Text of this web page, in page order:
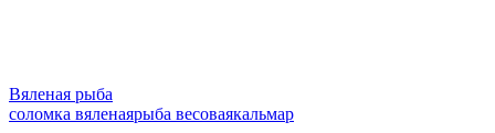
Вяленая рыба
соломка вяленаярыба весоваякальмар